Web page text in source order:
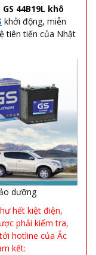
44B19L khô
khởi động, miễn
tiên tiến của Nhật
dưỡng
hết kiệt điện,
phải kiểm tra,
hotline của Ắc
kết: